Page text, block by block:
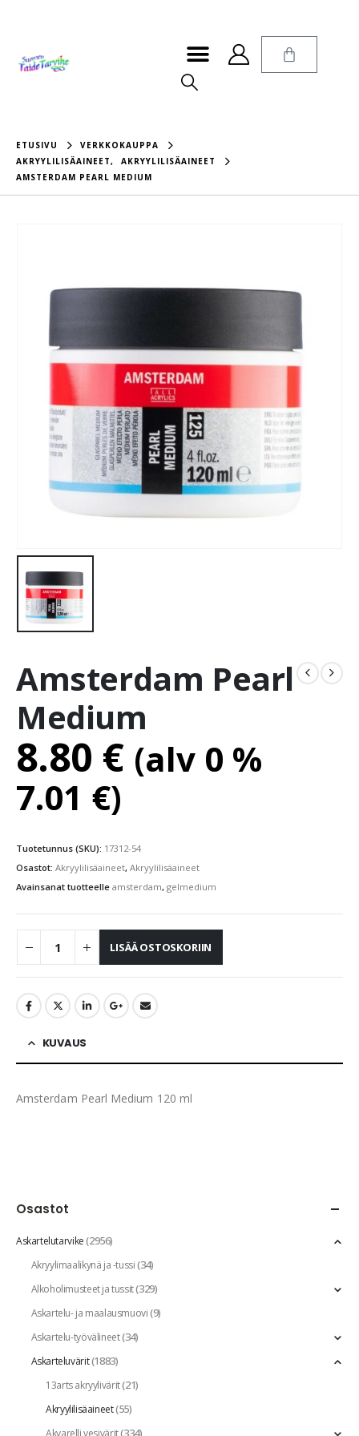
ETUSIVU
VERKKOKAUPPA
AKRYYLILISÄAINEET,
AKRYYLILISÄAINEET
AMSTERDAM PEARL MEDIUM
Amsterdam Pearl
Medium
8.80 € (alv 0 %
7.01 €)
Tuotetunnus (SKU): 17312-54
Osastot: Akryylilisäaineet, Akryylilisäaineet
Avainsanat tuotteelle amsterdam, gelmedium
LISÄÄ OSTOSKORIIN
KUVAUS
Amsterdam Pearl Medium 120 ml
Osastot
Askartelutarvike(2956)
Akryylimaalikynä ja -tussi(34)
Alkoholimusteet ja tussit(329)
Askartelu- ja maalausmuovi(9)
Askartelu-työvälineet(34)
Askarteluvärit(1883)
13arts akryylivärit(21)
Akryylilisäaineet(55)
Akvarelli vesivärit(334)